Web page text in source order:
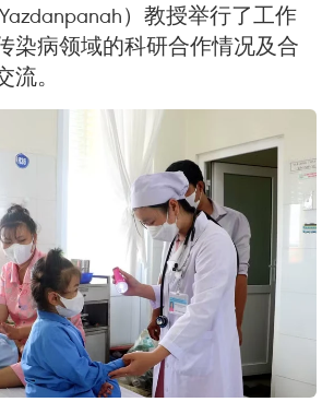
）教授举行了工作
染病领域的科研合作情况及合
。